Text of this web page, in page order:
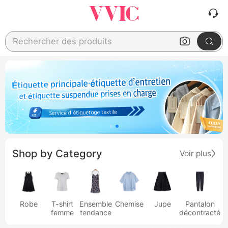
Rechercher des produits
Shop by Category Voir plus
Robe
T-shirt
femme
Ensemble
tendance
Chemise Jupe
Pantalon
décontracté